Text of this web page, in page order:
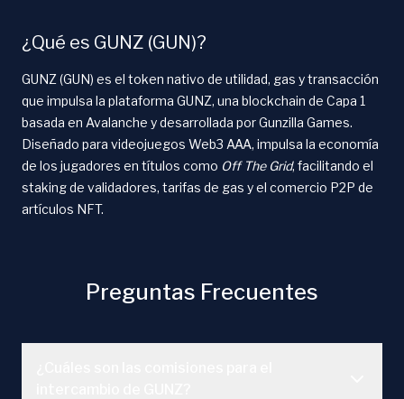
¿Qué es GUNZ (GUN)?
GUNZ (GUN) es el token nativo de utilidad, gas y transacción
que impulsa la plataforma GUNZ, una blockchain de Capa 1
basada en Avalanche y desarrollada por Gunzilla Games.
Diseñado para videojuegos Web3 AAA, impulsa la economía
de los jugadores en títulos como Off The Grid, facilitando el
staking de validadores, tarifas de gas y el comercio P2P de
artículos NFT.
Preguntas Frecuentes